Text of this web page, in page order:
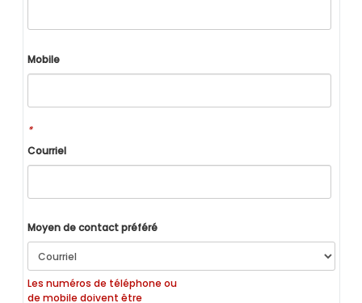
Mobile
*
Courriel
Moyen de contact préféré
Les numéros de téléphone ou
de mobile doivent être